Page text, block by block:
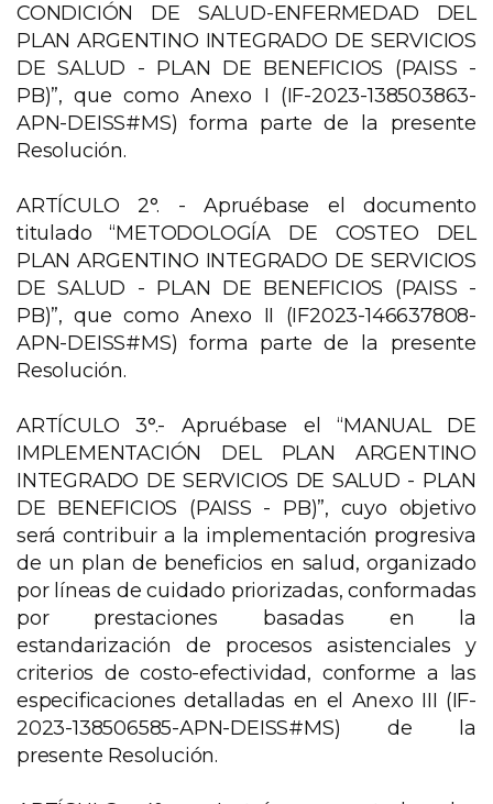
CONDICIÓN DE SALUD-ENFERMEDAD DEL
PLAN ARGENTINO INTEGRADO DE SERVICIOS
DE SALUD - PLAN DE BENEFICIOS (PAISS -
PB)”, que como Anexo I (IF-2023-138503863-
APN-DEISS#MS) forma parte de la presente
Resolución.
ARTÍCULO 2°. - Apruébase el documento
titulado “METODOLOGÍA DE COSTEO DEL
PLAN ARGENTINO INTEGRADO DE SERVICIOS
DE SALUD - PLAN DE BENEFICIOS (PAISS -
PB)”, que como Anexo II (IF2023-146637808-
APN-DEISS#MS) forma parte de la presente
Resolución.
ARTÍCULO 3°.- Apruébase el “MANUAL DE
IMPLEMENTACIÓN DEL PLAN ARGENTINO
INTEGRADO DE SERVICIOS DE SALUD - PLAN
DE BENEFICIOS (PAISS - PB)”, cuyo objetivo
será contribuir a la implementación progresiva
de un plan de beneficios en salud, organizado
por líneas de cuidado priorizadas, conformadas
por prestaciones basadas en la
estandarización de procesos asistenciales y
criterios de costo-efectividad, conforme a las
especificaciones detalladas en el Anexo III (IF-
2023-138506585-APN-DEISS#MS) de la
presente Resolución.